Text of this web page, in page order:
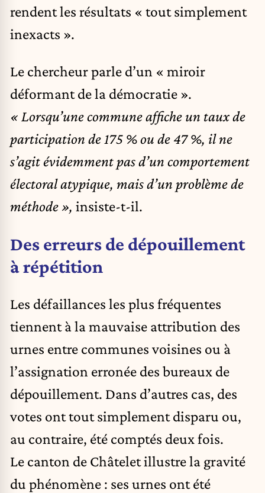
rendent les résultats « tout simplement
inexacts ».
Le chercheur parle d’un « miroir
déformant de la démocratie ».
« Lorsqu’une commune affiche un taux de
participation de 175 % ou de 47 %, il ne
s’agit évidemment pas d’un comportement
électoral atypique, mais d’un problème de
méthode », insiste-t-il.
Des erreurs de dépouillement
à répétition
Les défaillances les plus fréquentes
tiennent à la mauvaise attribution des
urnes entre communes voisines ou à
l’assignation erronée des bureaux de
dépouillement. Dans d’autres cas, des
votes ont tout simplement disparu ou,
au contraire, été comptés deux fois.
Le canton de Châtelet illustre la gravité
du phénomène : ses urnes ont été